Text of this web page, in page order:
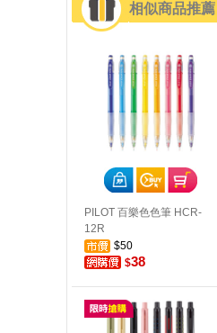
相似商品推薦
PILOT 百樂色色筆 HCR-
12R
$50
$38